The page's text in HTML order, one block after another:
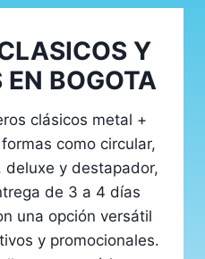
Y
BOGOTA
clásicos metal +
como circular,
deluxe y destapador,
de 3 a 4 días
una opción versátil
y promocionales.